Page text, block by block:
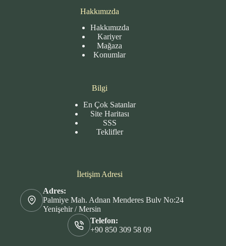
Hakkımızda
Hakkımızda
Kariyer
Mağaza
Konumlar
Bilgi
En Çok Satanlar
Site Haritası
SSS
Teklifler
İletişim Adresi
Adres:
Palmiye Mah. Adnan Menderes Bulv No:24
Yenişehir / Mersin
Telefon:
+90 850 309 58 09